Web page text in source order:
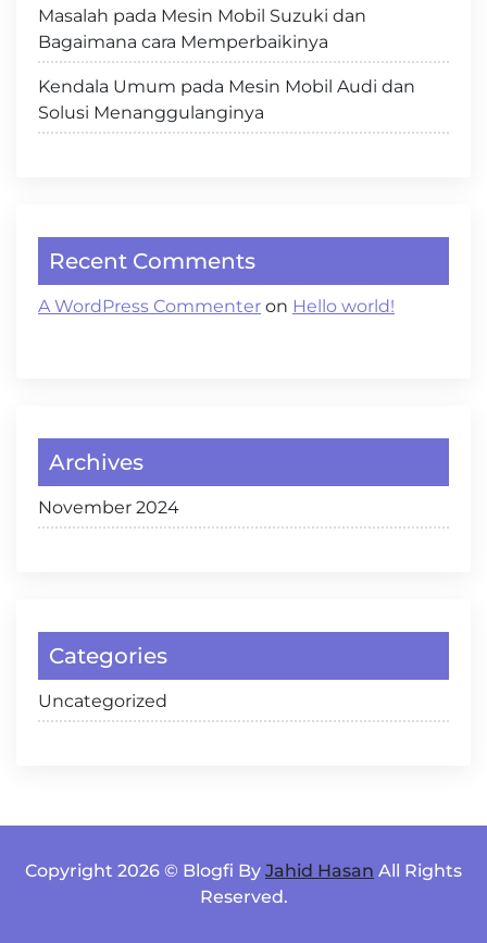
Masalah pada Mesin Mobil Suzuki dan
Bagaimana cara Memperbaikinya
Kendala Umum pada Mesin Mobil Audi dan
Solusi Menanggulanginya
Recent Comments
A WordPress Commenter on Hello world!
Archives
November 2024
Categories
Uncategorized
Copyright 2026 © Blogfi By Jahid Hasan All Rights
Reserved.